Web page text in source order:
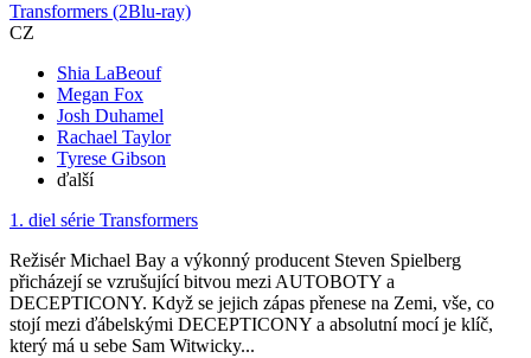
Transformers (2Blu-ray)
CZ
Shia LaBeouf
Megan Fox
Josh Duhamel
Rachael Taylor
Tyrese Gibson
ďalší
1. diel série Transformers
Režisér Michael Bay a výkonný producent Steven Spielberg
přicházejí se vzrušující bitvou mezi AUTOBOTY a
DECEPTICONY. Když se jejich zápas přenese na Zemi, vše, co
stojí mezi ďábelskými DECEPTICONY a absolutní mocí je klíč,
který má u sebe Sam Witwicky...